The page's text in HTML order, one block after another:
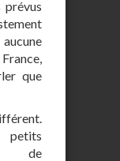
que
de